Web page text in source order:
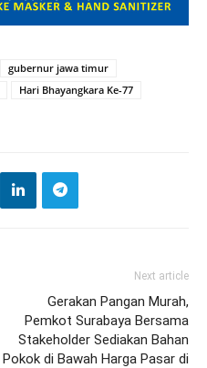
gubernur jawa timur
Hari Bhayangkara Ke-77
Next article
Gerakan Pangan Murah,
Pemkot Surabaya Bersama
Stakeholder Sediakan Bahan
Pokok di Bawah Harga Pasar di